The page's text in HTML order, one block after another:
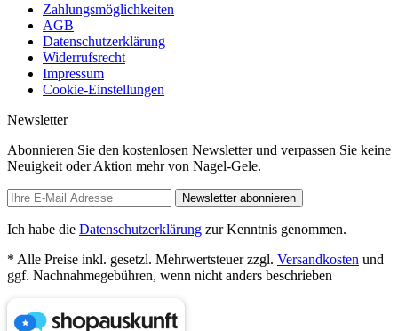
Zahlungsmöglichkeiten
AGB
Datenschutzerklärung
Widerrufsrecht
Impressum
Cookie-Einstellungen
Newsletter
Abonnieren Sie den kostenlosen Newsletter und verpassen Sie keine
Neuigkeit oder Aktion mehr von Nagel-Gele.
Newsletter abonnieren
Ich habe die Datenschutzerklärung zur Kenntnis genommen.
* Alle Preise inkl. gesetzl. Mehrwertsteuer zzgl. Versandkosten und
ggf. Nachnahmegebühren, wenn nicht anders beschrieben